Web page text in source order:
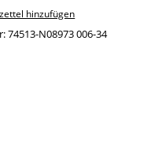
hinzufügen
74513-N08973 006-34